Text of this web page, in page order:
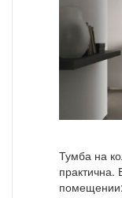
Тумба на